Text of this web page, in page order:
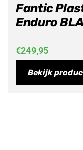
Fantic
Enduro
€249,95
Bekijk